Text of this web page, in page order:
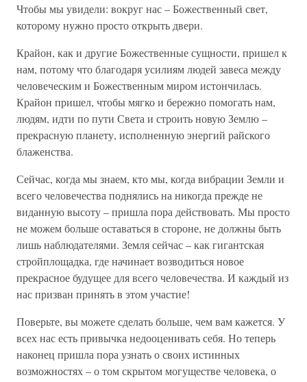
Чтобы мы увидели: вокруг нас – Божественный свет,
которому нужно просто открыть двери.
Крайон, как и другие Божественные сущности, пришел к
нам, потому что благодаря усилиям людей завеса между
человеческим и Божественным миром истончилась.
Крайон пришел, чтобы мягко и бережно помогать нам,
людям, идти по пути Света и строить новую Землю –
прекрасную планету, исполненную энергий райского
блаженства.
Сейчас, когда мы знаем, кто мы, когда вибрации Земли и
всего человечества поднялись на никогда прежде не
виданную высоту – пришла пора действовать. Мы просто
не можем больше оставаться в стороне, не должны быть
лишь наблюдателями. Земля сейчас – как гигантская
стройплощадка, где начинает возводиться новое
прекрасное будущее для всего человечества. И каждый из
нас призван принять в этом участие!
Поверьте, вы можете сделать больше, чем вам кажется. У
всех нас есть привычка недооценивать себя. Но теперь
наконец пришла пора узнать о своих истинных
возможностях – о том скрытом могуществе человека, о